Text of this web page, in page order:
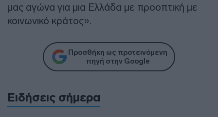
μας αγώνα για μια Ελλάδα με προοπτική με
κοινωνικό κράτος».
Προσθήκη ως προτεινόμενη
πηγή στην Google
Ειδήσεις σήμερα